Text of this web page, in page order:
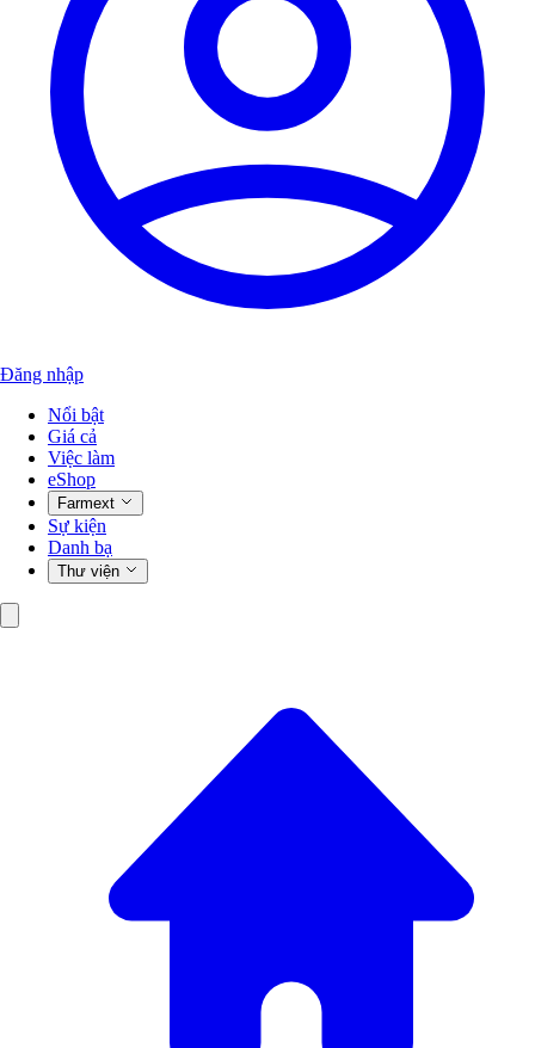
Đăng nhập
Nổi bật
Giá cả
Việc làm
eShop
Farmext
Sự kiện
Danh bạ
Thư viện